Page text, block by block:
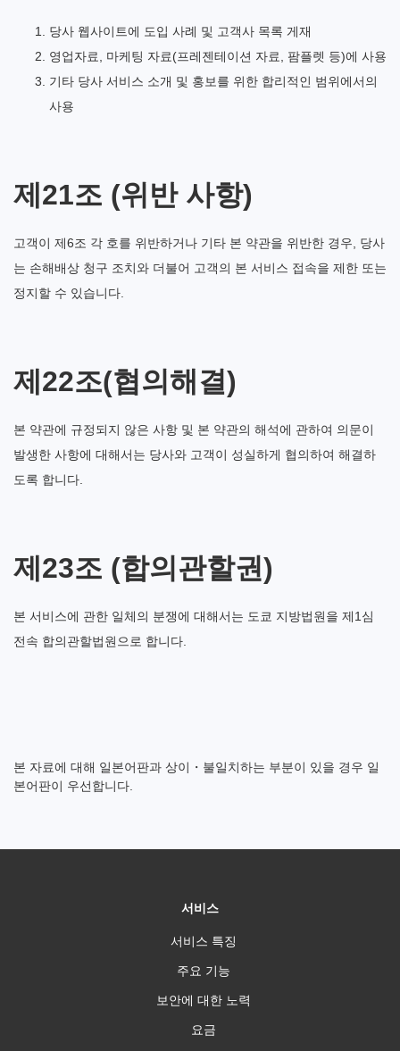
당사 웹사이트에 도입 사례 및 고객사 목록 게재
영업자료, 마케팅 자료(프레젠테이션 자료, 팜플렛 등)에 사용
기타 당사 서비스 소개 및 홍보를 위한 합리적인 범위에서의
사용
제21조 (위반 사항)
고객이 제6조 각 호를 위반하거나 기타 본 약관을 위반한 경우, 당사
는 손해배상 청구 조치와 더불어 고객의 본 서비스 접속을 제한 또는
정지할 수 있습니다.
제22조(협의해결)
본 약관에 규정되지 않은 사항 및 본 약관의 해석에 관하여 의문이
발생한 사항에 대해서는 당사와 고객이 성실하게 협의하여 해결하
도록 합니다.
제23조 (합의관할권)
본 서비스에 관한 일체의 분쟁에 대해서는 도쿄 지방법원을 제1심
전속 합의관할법원으로 합니다.
본 자료에 대해 일본어판과 상이・불일치하는 부분이 있을 경우 일
본어판이 우선합니다.
서비스
서비스 특징
주요 기능
보안에 대한 노력
요금